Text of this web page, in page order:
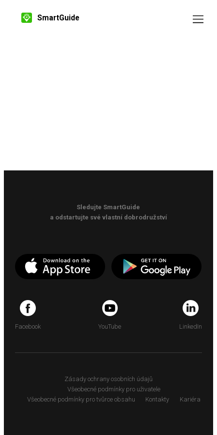
SmartGuide
Sledujte SmartGuide
a odstartujte své vlastní dobrodružství
Facebook YouTube LinkedIn
Zásady ochrany osobních údajů
Všeobecné podmínky pro uživatele
Všeobecné podmínky pro tvůrce obsahu
Kontakty Kariéra